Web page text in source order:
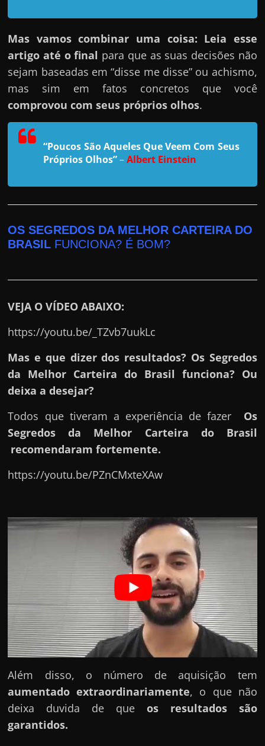
m
d
i
n
h
e
x
a
?
á
n
o
u
e
m
g
a
h
r
d
e
i
r
o
a
i
n
t
Mas vamos combinar uma coisa: Leia esse
artigo até o final para que as suas decisões não
sejam baseadas em “disse me disse” ou achismo,
mas sim em fatos concretos que você
comprovou com seus próprios olhos.
“Poucos São Aqueles Que Veem Com Seus
Próprios Olhos”–Albert Einstein
OS SEGREDOS DA MELHOR CARTEIRA DO
BRASIL FUNCIONA? É BOM?
VEJA O VÍDEO ABAIXO:
https://youtu.be/_TZvb7uukLc
Mas e que dizer dos resultados? Os Segredos
da Melhor Carteira do Brasil funciona? Ou
deixa a desejar?
Todos que tiveram a experiência de fazer Os
Segredos da Melhor Carteira do Brasil
recomendaram fortemente.
https://youtu.be/PZnCMxteXAw
Além disso, o número de aquisição tem
aumentado extraordinariamente, o que não
deixa duvida de que os resultados são
garantidos.